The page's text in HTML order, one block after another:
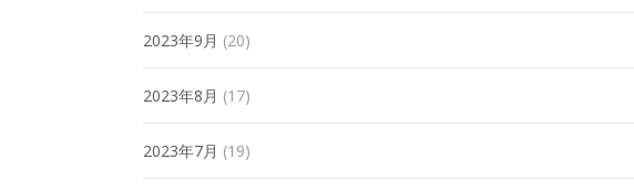
2023年9月 (20)
2023年8月 (17)
2023年7月 (19)